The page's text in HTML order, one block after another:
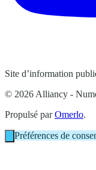
Site d’information
© 2026 Alliancy -
Propulsé parOmerlo.
Préférences de